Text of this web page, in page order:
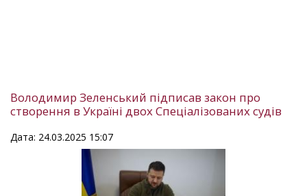
Володимир Зеленський підписав закон про
створення в Україні двох Спеціалізованих судів
Дата: 24.03.2025 15:07